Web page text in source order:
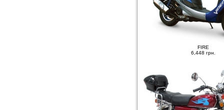
FIRE
6,448 грн.